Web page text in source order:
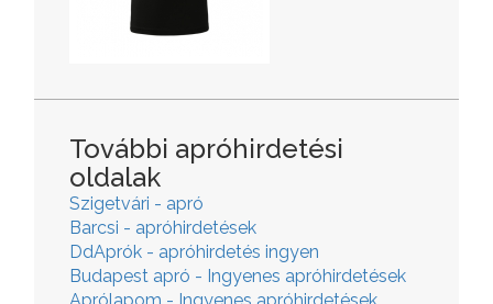
További apróhirdetési
oldalak
Szigetvári - apró
Barcsi - apróhirdetések
DdAprók - apróhirdetés ingyen
Budapest apró - Ingyenes apróhirdetések